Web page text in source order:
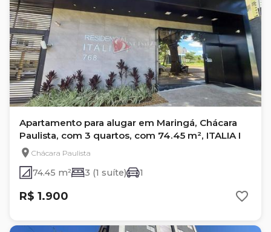
Apartamento para alugar em Maringá, Chácara
Paulista, com 3 quartos, com 74.45 m², ITALIA I
Chácara Paulista
74.45 m² 3 (1 suíte) 1
R$ 1.900